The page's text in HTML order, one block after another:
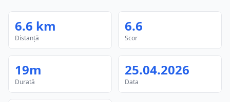
6.6 km
Distanță
6.6
Scor
19m
Durată
25.04.2026
Data